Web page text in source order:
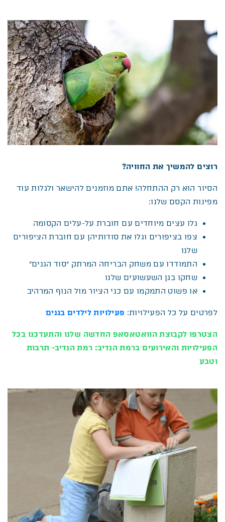
רוצים להמשיך את החוויה?
הסיור הוא רק ההתחלה! אתם מוזמנים להישאר ולגלות עוד
מפינות הקסם שלנו:
גלו עצים מיוחדים עם חוברת על-עלים הקסומה
צפו בציפורים וגלו את סודותיהן עם חוברת הציפורים
שלנו
התמודדו עם משחק הבריחה המרתק “סוד הגנים”
שחקו בגן השעשועים שלנו
או פשוט התמקמו עם כני הציור מול הנוף המרהיב
לפרטים על כל הפעילויות:פעילויות לילדים בגנים
הצטרפו לקבוצת הוואטאסאפ החדשה שלנו והתעדכנו בכל
הפעילויות והאירועים ברמת הנדיב:רמת הנדיב- תרבות
וטבע